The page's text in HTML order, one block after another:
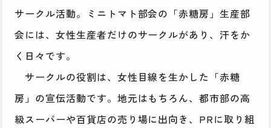
サークル活動。ミニトマト部会の「赤糖房」生産部
会には、女性生産者だけのサークルがあり、汗をか
く日々です。
サークルの役割は、女性目線を生かした「赤糖
房」の宣伝活動です。地元はもちろん、都市部の高
級スーパーや百貨店の売り場に出向き、PRに取り組